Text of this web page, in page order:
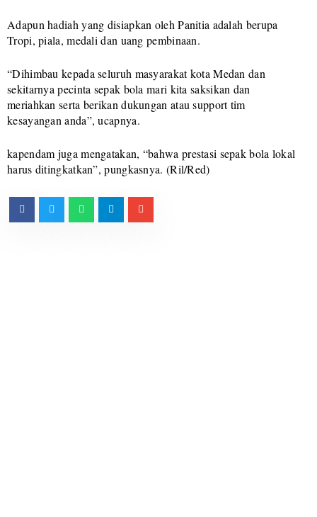
Adapun hadiah yang disiapkan oleh Panitia adalah berupa
Tropi, piala, medali dan uang pembinaan.
“Dihimbau kepada seluruh masyarakat kota Medan dan
sekitarnya pecinta sepak bola mari kita saksikan dan
meriahkan serta berikan dukungan atau support tim
kesayangan anda”, ucapnya.
kapendam juga mengatakan, “bahwa prestasi sepak bola lokal
harus ditingkatkan”, pungkasnya. (Ril/Red)